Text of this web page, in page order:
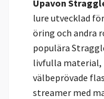
Upavon
lure utvecklad
öring och andra
populära
livfulla material,
välbeprövade
streamer med